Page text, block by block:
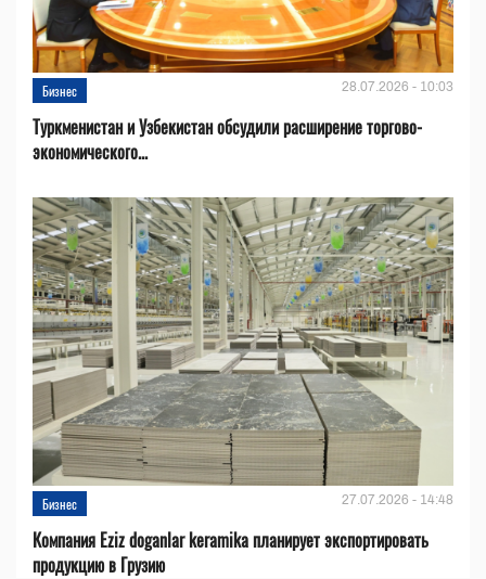
Бизнес 28.07.2026 - 10:03
Туркменистан и Узбекистан обсудили расширение торгово-
экономического...
Бизнес 27.07.2026 - 14:48
Компания Eziz doganlar keramika планирует экспортировать
продукцию в Грузию